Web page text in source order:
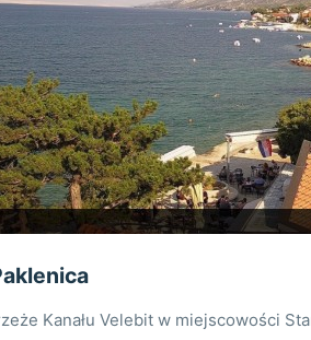
Kanału Velebit w miejscowości